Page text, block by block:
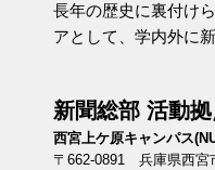
長年の歴史に裏付け
アとして、学内外に
新聞総部 活動
西宮上ケ原キャンパス
〒662-0891 兵庫県西宮